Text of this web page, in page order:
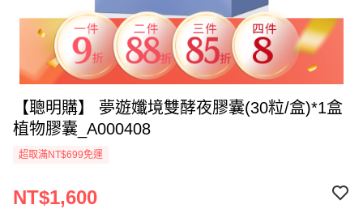
【聰明購】 夢遊孅境雙酵夜膠囊(30粒/盒)*1盒
植物膠囊_A000408
超取滿NT$699免運
NT$1,600